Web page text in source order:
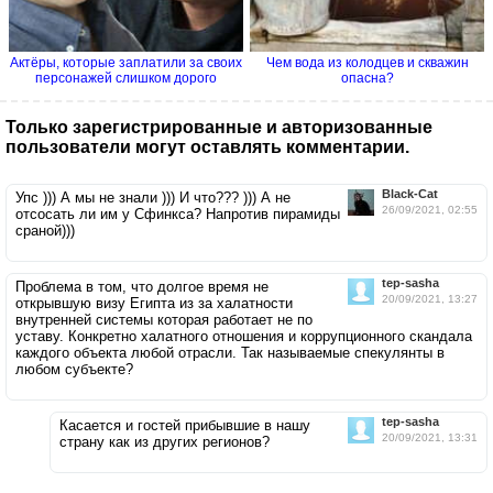
Актёры, которые заплатили за своих
персонажей слишком дорого
Чем вода из колодцев и скважин
опасна?
Только зарегистрированные и авторизованные
пользователи могут оставлять комментарии.
Black-Cat
26/09/2021, 02:55
Упс ))) А мы не знали ))) И что??? ))) А не
отсосать ли им у Сфинкса? Напротив пирамиды
сраной)))
tep-sasha
20/09/2021, 13:27
Проблема в том, что долгое время не
открывшую визу Египта из за халатности
внутренней системы которая работает не по
уставу. Конкретно халатного отношения и коррупционного скандала
каждого объекта любой отрасли. Так называемые спекулянты в
любом субъекте?
tep-sasha
20/09/2021, 13:31
Касается и гостей прибывшие в нашу
страну как из других регионов?